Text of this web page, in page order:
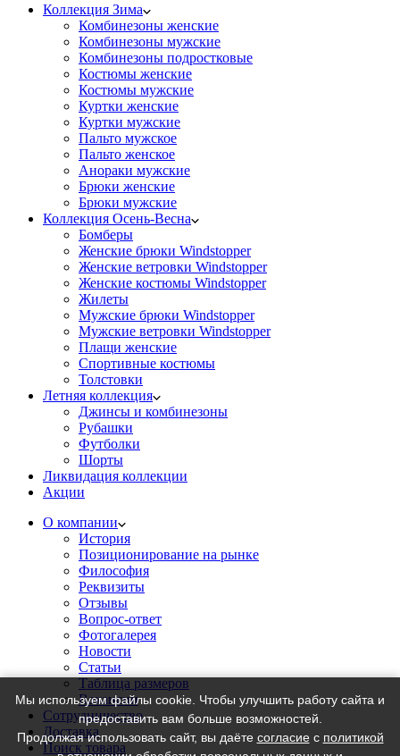
Коллекция Зима
Комбинезоны женские
Комбинезоны мужские
Комбинезоны подростковые
Костюмы женские
Костюмы мужские
Куртки женские
Куртки мужские
Пальто мужское
Пальто женское
Анораки мужские
Брюки женские
Брюки мужские
Коллекция Осень-Весна
Бомберы
Женские брюки Windstopper
Женские ветровки Windstopper
Женские костюмы Windstopper
Жилеты
Мужские брюки Windstopper
Мужские ветровки Windstopper
Плащи женские
Спортивные костюмы
Толстовки
Летняя коллекция
Джинсы и комбинезоны
Рубашки
Футболки
Шорты
Ликвидация коллекции
Акции
О компании
История
Позиционирование на рынке
Философия
Реквизиты
Отзывы
Вопрос-ответ
Фотогалерея
Новости
Статьи
Таблица размеров
Вакансии
Сотрудничество
Доставка
Поиск товара
Мы используем файлы cookie. Чтобы улучшить работу сайта и
предоставить вам больше возможностей.
Продолжая использовать сайт, вы даёте согласиес политикой